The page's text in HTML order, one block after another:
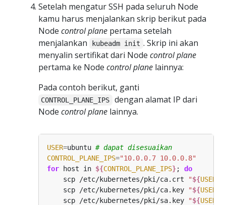
Setelah mengatur SSH pada seluruh Node
kamu harus menjalankan skrip berikut pada
Node control plane pertama setelah
menjalankan
kubeadm init . Skrip ini akan
menyalin sertifikat dari Node control plane
pertama ke Node control plane lainnya:
Pada contoh berikut, ganti
CONTROL_PLANE_IPS
dengan alamat IP dari
Node control plane lainnya.
USER=ubuntu # dapat disesuaikan
CONTROL_PLANE_IPS="10.0.0.7 10.0.0.8"
for host in ${CONTROL_PLANE_IPS}; do
    scp /etc/kubernetes/pki/ca.crt
"${USER
    scp /etc/kubernetes/pki/ca.key
"${USER
    scp /etc/kubernetes/pki/sa.key
"${USER